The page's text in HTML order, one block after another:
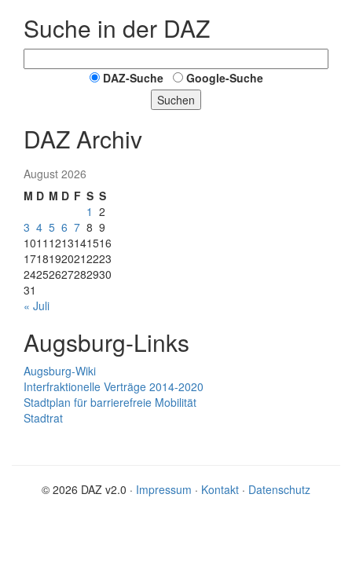
Suche in der DAZ
DAZ-Suche
Google-Suche
Suchen
DAZ Archiv
August 2026
M D M D F S S
1 2
3 4 5 6 7 8 9
1011 1213141516
17181920212223
24252627282930
31
« Juli
Augsburg-Links
Augsburg-Wiki
Interfraktionelle Verträge 2014-2020
Stadtplan für barrierefreie Mobilität
Stadtrat
© 2026 DAZ v2.0 · Impressum · Kontakt · Datenschutz